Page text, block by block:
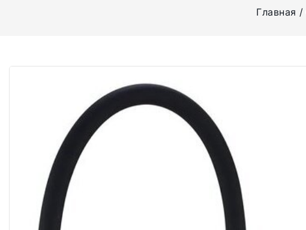
Главная